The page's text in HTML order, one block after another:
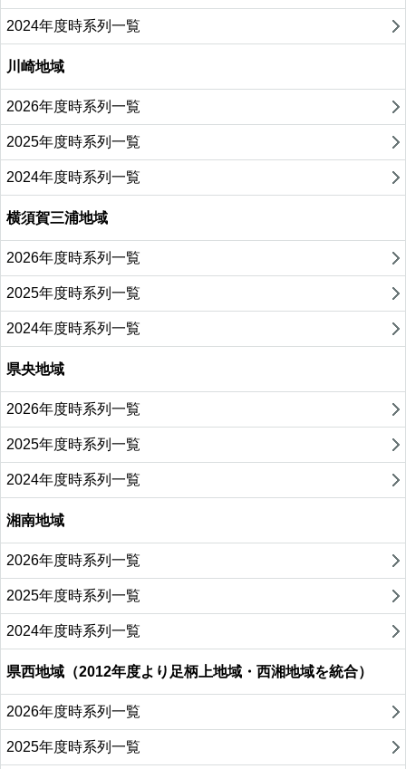
2024年度時系列一覧
川崎地域
2026年度時系列一覧
2025年度時系列一覧
2024年度時系列一覧
横須賀三浦地域
2026年度時系列一覧
2025年度時系列一覧
2024年度時系列一覧
県央地域
2026年度時系列一覧
2025年度時系列一覧
2024年度時系列一覧
湘南地域
2026年度時系列一覧
2025年度時系列一覧
2024年度時系列一覧
県西地域（2012年度より足柄上地域・西湘地域を統合）
2026年度時系列一覧
2025年度時系列一覧